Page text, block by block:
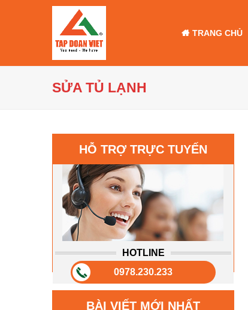
TRANG CHỦ
SỬA TỦ LẠNH
HỖ TRỢ TRỰC TUYẾN
HOTLINE
0978.230.233
BÀI VIẾT MỚI NHẤT